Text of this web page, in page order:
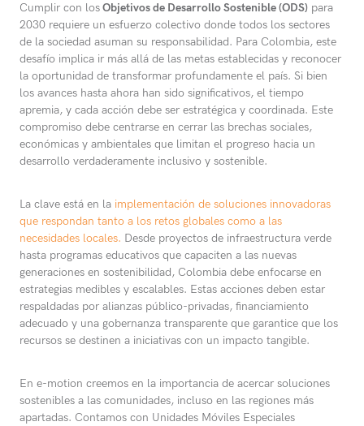
Cumplir con losObjetivos de Desarrollo Sostenible (ODS) para
2030 requiere un esfuerzo colectivo donde todos los sectores
de la sociedad asuman su responsabilidad. Para Colombia, este
desafío implica ir más allá de las metas establecidas y reconocer
la oportunidad de transformar profundamente el país. Si bien
los avances hasta ahora han sido significativos, el tiempo
apremia, y cada acción debe ser estratégica y coordinada. Este
compromiso debe centrarse en cerrar las brechas sociales,
económicas y ambientales que limitan el progreso hacia un
desarrollo verdaderamente inclusivo y sostenible.
La clave está en la implementación de soluciones innovadoras
que respondan tanto a los retos globales como a las
necesidades locales. Desde proyectos de infraestructura verde
hasta programas educativos que capaciten a las nuevas
generaciones en sostenibilidad, Colombia debe enfocarse en
estrategias medibles y escalables. Estas acciones deben estar
respaldadas por alianzas público-privadas, financiamiento
adecuado y una gobernanza transparente que garantice que los
recursos se destinen a iniciativas con un impacto tangible.
En e-motion creemos en la importancia de acercar soluciones
sostenibles a las comunidades, incluso en las regiones más
apartadas. Contamos con Unidades Móviles Especiales